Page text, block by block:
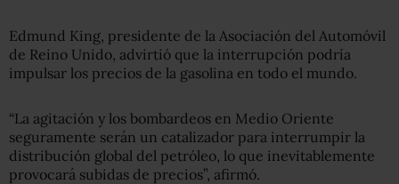
Edmund King, presidente de la Asociación del Automóvil
de Reino Unido, advirtió que la interrupción podría
impulsar los precios de la gasolina en todo el mundo.
“La agitación y los bombardeos en Medio Oriente
seguramente serán un catalizador para interrumpir la
distribución global del petróleo, lo que inevitablemente
provocará subidas de precios”, afirmó.